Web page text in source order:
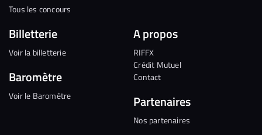
Tous les concours
Billetterie
Voir la billetterie
Baromètre
Voir le Baromètre
A propos
RIFFX
Crédit Mutuel
Contact
Partenaires
Nos partenaires